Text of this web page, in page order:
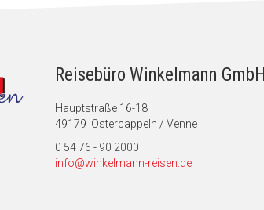
Reisebüro Winkelmann GmbH
Hauptstraße 16-18
49179 Ostercappeln / Venne
0 54 76 - 90 2000
info@winkelmann-reisen.de